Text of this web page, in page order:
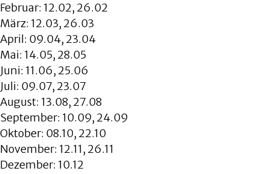
Februar: 12.02, 26.02
März: 12.03, 26.03
April: 09.04, 23.04
Mai: 14.05, 28.05
Juni: 11.06, 25.06
Juli: 09.07, 23.07
August: 13.08, 27.08
September: 10.09, 24.09
Oktober: 08.10, 22.10
November: 12.11, 26.11
Dezember: 10.12